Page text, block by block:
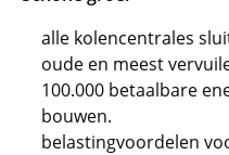
alle kolencentrales
oude en meest
100.000 betaalbare
bouwen.
belastingvoordelen